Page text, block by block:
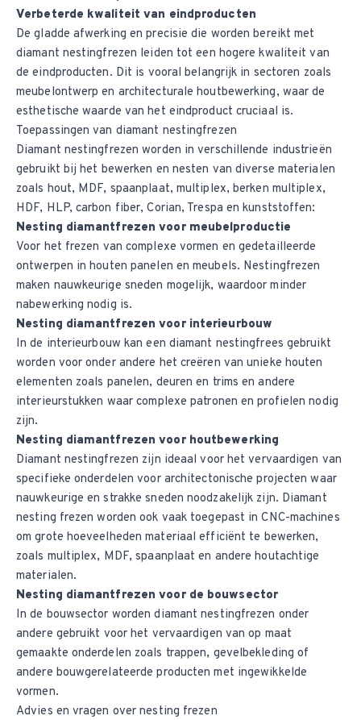
Verbeterde kwaliteit van eindproducten
De gladde afwerking en precisie die worden bereikt met
diamant nestingfrezen leiden tot een hogere kwaliteit van
de eindproducten. Dit is vooral belangrijk in sectoren zoals
meubelontwerp en architecturale houtbewerking, waar de
esthetische waarde van het eindproduct cruciaal is.
Toepassingen van diamant nestingfrezen
Diamant nestingfrezen worden in verschillende industrieën
gebruikt bij het bewerken en nesten van diverse materialen
zoals hout, MDF, spaanplaat, multiplex, berken multiplex,
HDF, HLP, carbon fiber, Corian, Trespa en kunststoffen:
Nesting diamantfrezen voor meubelproductie
Voor het frezen van complexe vormen en gedetailleerde
ontwerpen in houten panelen en meubels. Nestingfrezen
maken nauwkeurige sneden mogelijk, waardoor minder
nabewerking nodig is.
Nesting diamantfrezen voor interieurbouw
In de interieurbouw kan een diamant nestingfrees gebruikt
worden voor onder andere het creëren van unieke houten
elementen zoals panelen, deuren en trims en andere
interieurstukken waar complexe patronen en profielen nodig
zijn.
Nesting diamantfrezen voor houtbewerking
Diamant nestingfrezen zijn ideaal voor het vervaardigen van
specifieke onderdelen voor architectonische projecten waar
nauwkeurige en strakke sneden noodzakelijk zijn. Diamant
nesting frezen worden ook vaak toegepast in CNC-machines
om grote hoeveelheden materiaal efficiënt te bewerken,
zoals multiplex, MDF, spaanplaat en andere houtachtige
materialen.
Nesting diamantfrezen voor de bouwsector
In de bouwsector worden diamant nestingfrezen onder
andere gebruikt voor het vervaardigen van op maat
gemaakte onderdelen zoals trappen, gevelbekleding of
andere bouwgerelateerde producten met ingewikkelde
vormen.
Advies en vragen over nesting frezen